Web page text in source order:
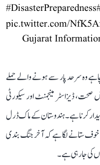
#DisasterPreparedness
pic.twitter.com/
وہ سرحد پار سے ہونے والے حملے
ڈیزاسٹر مینجمنٹ اور سیکورٹی
کرنا ہے۔ ہندوستان کے ماک ڈرل
ستانے لگا ہے کہ آخر جنگ بندی
کی جا رہی ہے۔